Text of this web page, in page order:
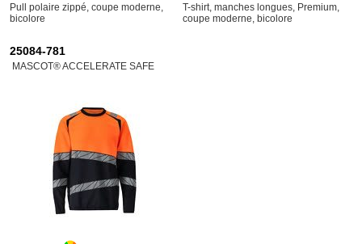
Pull polaire zippé, coupe moderne,
bicolore
T-shirt, manches longues, Premium,
coupe moderne, bicolore
25084-781
MASCOT® ACCELERATE SAFE